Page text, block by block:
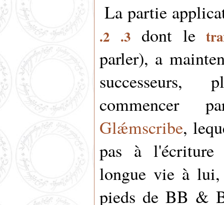
La partie
.2 .3dont le
parler), a
successeurs,
commencer
Glǽmscribe,
pas à
longue vie à
pieds de BB &